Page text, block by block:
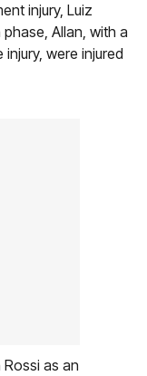
injury, Luiz
Allan, with a
were injured
as an